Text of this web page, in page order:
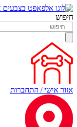
חיפוש
אזור אישי / התחברות